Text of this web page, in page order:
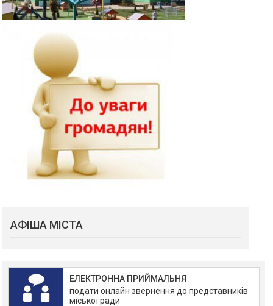
АФІША МІСТА
ЕЛЕКТРОННА ПРИЙМАЛЬНЯ
подати онлайн звернення до представників
міської ради